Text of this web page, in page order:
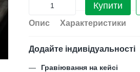
Купити
Опис Характеристики
Додайте індивідуальності
Гравіювання на кейсі